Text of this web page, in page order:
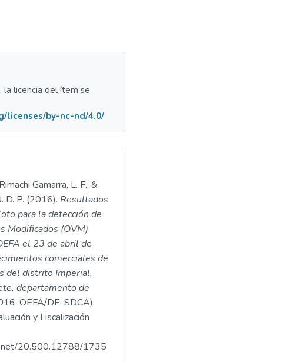
la licencia del ítem se
licenses/by-nc-nd/4.0/
Gamarra, L. F., &
D. P. (2016). Resultados
para la detección de
Modificados (OVM)
el 23 de abril de
comerciales de
del distrito Imperial,
departamento de
OEFA/DE-SDCA).
y Fiscalización
20.500.12788/1735